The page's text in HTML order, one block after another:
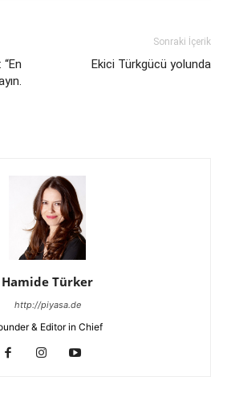
Sonraki İçerik
Ekici Türkgücü yolunda
Hamide Türker
http://piyasa.de
& Editor in Chief